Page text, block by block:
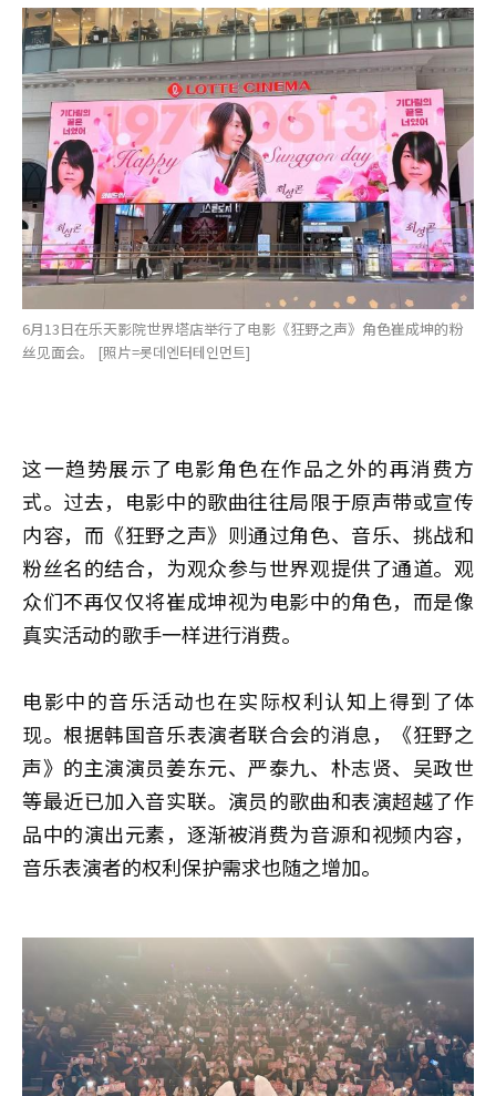
6月13日在乐天影院世界塔店举行了电影《狂野之声》角色崔成坤的粉
丝见面会。 [照片=롯데엔터테인먼트]
这一趋势展示了电影角色在作品之外的再消费方
式。过去，电影中的歌曲往往局限于原声带或宣传
内容，而《狂野之声》则通过角色、音乐、挑战和
粉丝名的结合，为观众参与世界观提供了通道。观
众们不再仅仅将崔成坤视为电影中的角色，而是像
真实活动的歌手一样进行消费。
电影中的音乐活动也在实际权利认知上得到了体
现。根据韩国音乐表演者联合会的消息，《狂野之
声》的主演演员姜东元、严泰九、朴志贤、吴政世
等最近已加入音实联。演员的歌曲和表演超越了作
品中的演出元素，逐渐被消费为音源和视频内容，
音乐表演者的权利保护需求也随之增加。